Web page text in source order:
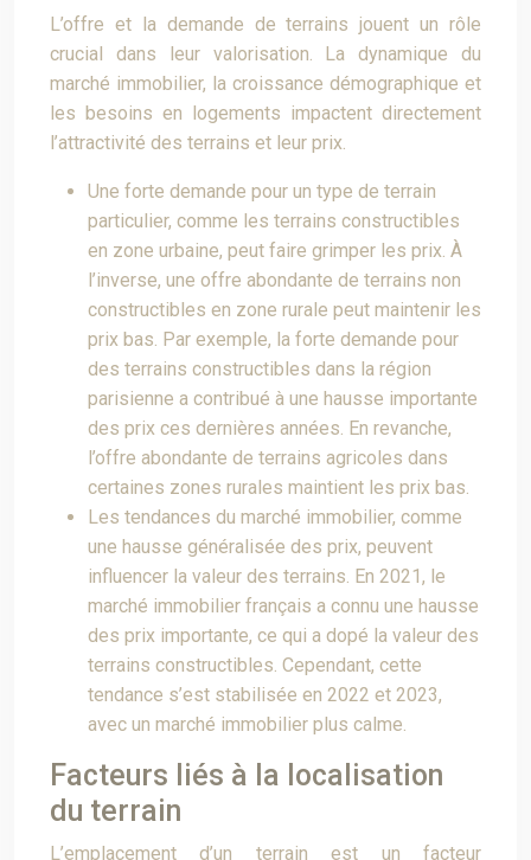
L’offre et la demande de terrains jouent un rôle
crucial dans leur valorisation. La dynamique du
marché immobilier, la croissance démographique et
les besoins en logements impactent directement
l’attractivité des terrains et leur prix.
Une forte demande pour un type de terrain
particulier, comme les terrains constructibles
en zone urbaine, peut faire grimper les prix. À
l’inverse, une offre abondante de terrains non
constructibles en zone rurale peut maintenir les
prix bas. Par exemple, la forte demande pour
des terrains constructibles dans la région
parisienne a contribué à une hausse importante
des prix ces dernières années. En revanche,
l’offre abondante de terrains agricoles dans
certaines zones rurales maintient les prix bas.
Les tendances du marché immobilier, comme
une hausse généralisée des prix, peuvent
influencer la valeur des terrains. En 2021, le
marché immobilier français a connu une hausse
des prix importante, ce qui a dopé la valeur des
terrains constructibles. Cependant, cette
tendance s’est stabilisée en 2022 et 2023,
avec un marché immobilier plus calme.
Facteurs liés à la localisation
du terrain
L’emplacement d’un terrain est un facteur